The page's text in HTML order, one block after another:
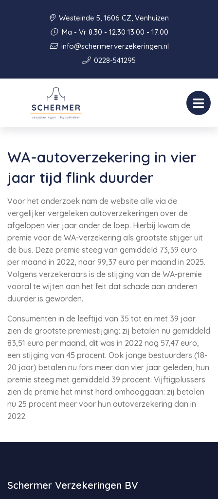
Westeinde 5, 1606 CZ, Venhuizen
Ma - Vr 8:30 - 12:30 13:00 - 17:00
info@schermerverzekeringen.nl
0228-541295
WA-autoverzekering in vier
jaar tijd flink duurder
Voor het onderzoek nam de website alle via de
vergelijker vergeleken autoverzekeringen over de
afgelopen vier jaar onder de loep. Hierbij kwam de
premie voor de WA-verzekering als grootste stijger uit
de bus. Deze premie steeg van gemiddeld 73,39 euro
per maand in 2022, naar 99,37 euro per maand in 2025.
Volgens verzekeraars is de stijging van de WA-premie
vooral te wijten aan het feit dat schade aan anderen
duurder is geworden.
Consumenten in de leeftijd van 35 tot en met 39 jaar
zien de grootste premiestijging: zij betalen nu gemiddeld
83,51 euro per maand, dit was in 2022 nog 57,47 euro,
een stijging van 45 procent. Ook jonge bestuurders (18-
20 jaar) betalen nu fors meer dan vier jaar geleden, hun
premie steeg met gemiddeld 39 procent. Vijftigplussers
zien de premie het minst hard omhooggaan: zij betalen
nu 25 procent meer voor hun autoverzekering dan in
2022.
Schermer Verzekeringen BV